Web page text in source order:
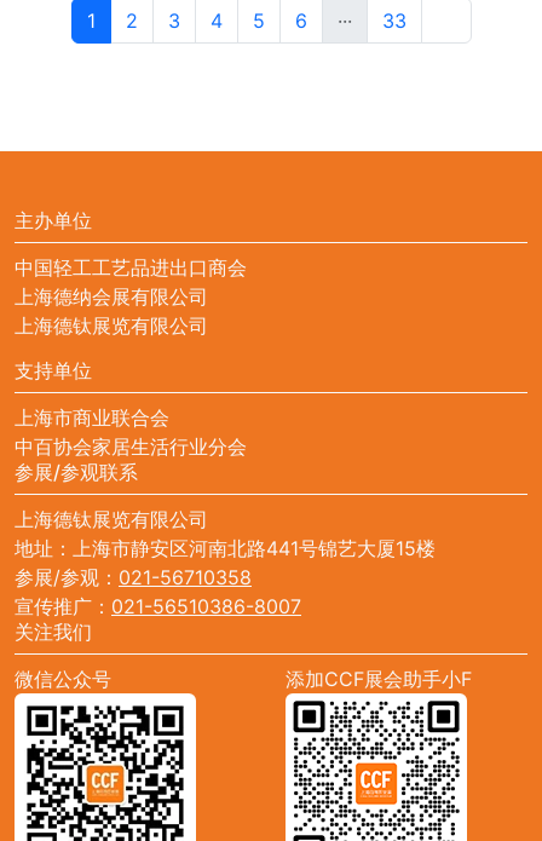
1 2 3 4 5 6 ··· 33
主办单位
中国轻工工艺品进出口商会
上海德纳会展有限公司
上海德钛展览有限公司
支持单位
上海市商业联合会
中百协会家居生活行业分会
参展/参观联系
上海德钛展览有限公司
地址：上海市静安区河南北路441号锦艺大厦15楼
参展/参观： 021-56710358
宣传推广： 021-56510386-8007
关注我们
微信公众号
添加CCF展会助手小F